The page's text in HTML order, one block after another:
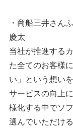
・商船三井さ
慶太
当社が推進する
た全てのお客様
い」という想い
サービスの向上
様化する中でソ
選んでいただけ